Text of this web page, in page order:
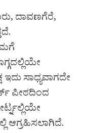
ದಾವಣಗೆರೆ,
ಸಾಧ್ಯವಾಗದೇ
ಪೀಠದಿಂದ
ಆಗ್ರಹಿಸಲಾಗಿದೆ.